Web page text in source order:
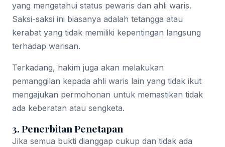
yang mengetahui status pewaris dan ahli waris.
Saksi-saksi ini biasanya adalah tetangga atau
kerabat yang tidak memiliki kepentingan langsung
terhadap warisan.
Terkadang, hakim juga akan melakukan
pemanggilan kepada ahli waris lain yang tidak ikut
mengajukan permohonan untuk memastikan tidak
ada keberatan atau sengketa.
3. Penerbitan Penetapan
Jika semua bukti dianggap cukup dan tidak ada